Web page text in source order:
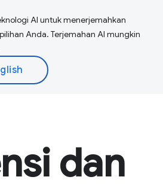
AI untuk menerjemahkan
Anda. Terjemahan AI mungkin
dan